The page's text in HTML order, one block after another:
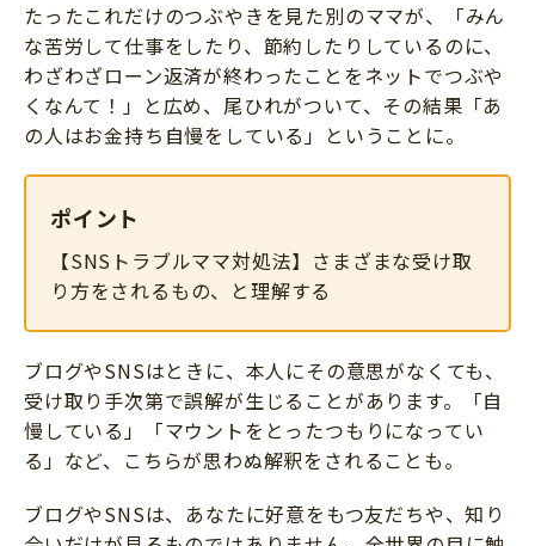
たったこれだけのつぶやきを見た別のママが、「みん
な苦労して仕事をしたり、節約したりしているのに、
わざわざローン返済が終わったことをネットでつぶや
くなんて！」と広め、尾ひれがついて、その結果「あ
の人はお金持ち自慢をしている」ということに。
ポイント
【SNSトラブルママ対処法】さまざまな受け取
り方をされるもの、と理解する
ブログやSNSはときに、本人にその意思がなくても、
受け取り手次第で誤解が生じることがあります。「自
慢している」「マウントをとったつもりになってい
る」など、こちらが思わぬ解釈をされることも。
ブログやSNSは、あなたに好意をもつ友だちや、知り